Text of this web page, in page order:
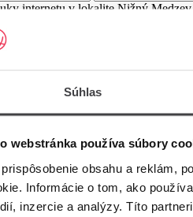
Súhlas
webstránka používa súbory
prispôsobenie obsahu a reklám,
Informácie o tom, ako
inzercie a analýzy. Títo
internetu v lokalite Nižný Medzev
ulíc v danom meste